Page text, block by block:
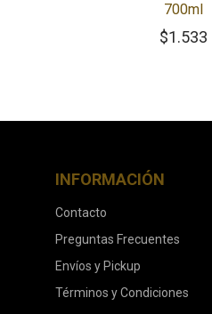
700ml
$1.533
INFORMACIÓN
Contacto
Preguntas Frecuentes
Envíos y Pickup
Términos y Condiciones